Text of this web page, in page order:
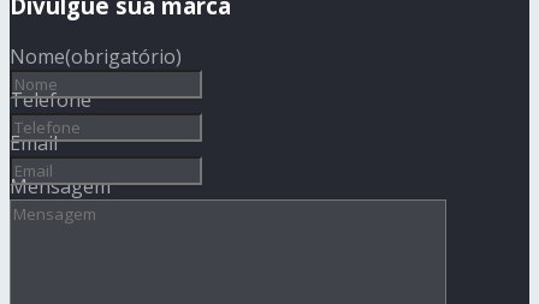
Nome(obrigatório)
Telefone
Email
Mensagem